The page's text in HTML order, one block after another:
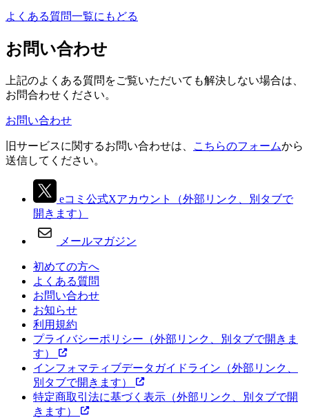
よくある質問一覧にもどる
お問い合わせ
上記のよくある質問をご覧いただいても解決しない場合は、
お問合わせください。
お問い合わせ
旧サービスに関するお問い合わせは、 こちらのフォームから
送信してください。
eコミ公式Xアカウント
（外部リンク、別タブで
開きます）
メールマガジン
初めての方へ
よくある質問
お問い合わせ
お知らせ
利用規約
プライバシーポリシー （外部リンク、別タブで開きま
す）
インフォマティブデータガイドライン （外部リンク、
別タブで開きます）
特定商取引法に基づく表示 （外部リンク、別タブで開
きます）